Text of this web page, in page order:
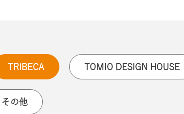
TRIBECA TOMIO DESIGN HOUSE
その他